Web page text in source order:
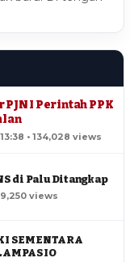
I Perintah PPK
• 134,028 views
di Palu Ditangkap
views
SEMENTARA